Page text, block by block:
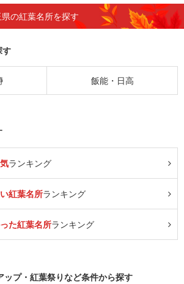
の紅葉名所を探す
す
飯能・日高
ランキング
紅葉名所ランキング
た紅葉名所ランキング
ップ・紅葉祭りなど条件から探す